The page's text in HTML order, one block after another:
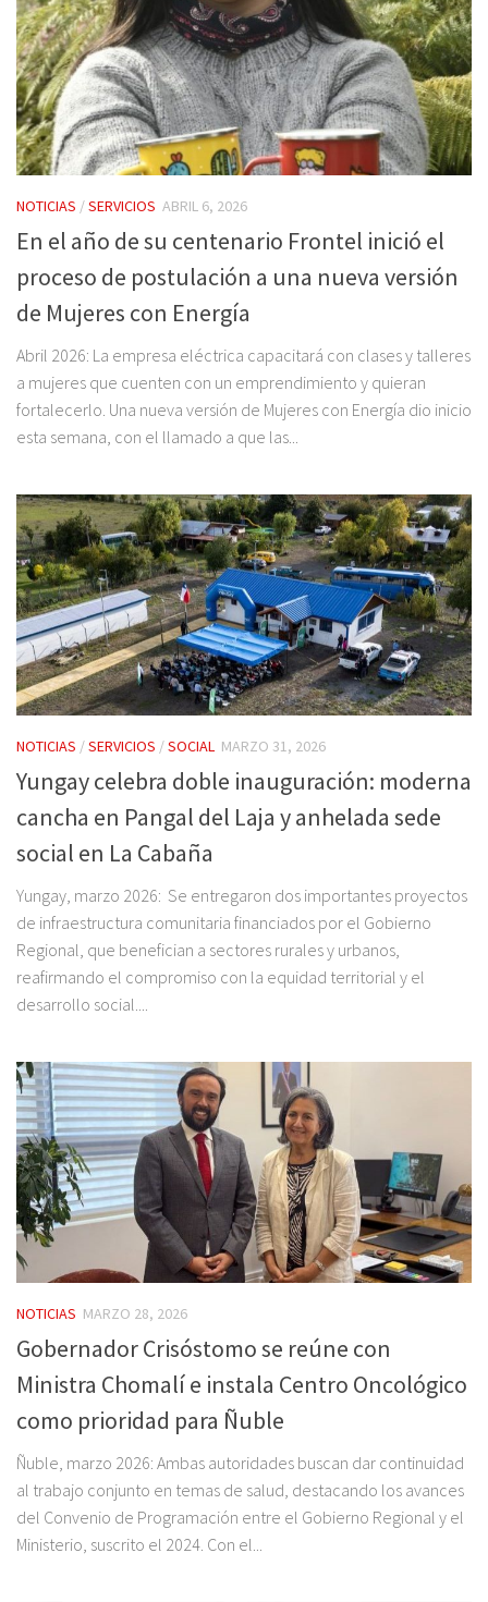
NOTICIAS /SERVICIOS ABRIL 6, 2026
En el año de su centenario Frontel inició el
proceso de postulación a una nueva versión
de Mujeres con Energía
Abril 2026: La empresa eléctrica capacitará con clases y talleres
a mujeres que cuenten con un emprendimiento y quieran
fortalecerlo. Una nueva versión de Mujeres con Energía dio inicio
esta semana, con el llamado a que las...
NOTICIAS /SERVICIOS /SOCIAL MARZO 31, 2026
Yungay celebra doble inauguración: moderna
cancha en Pangal del Laja y anhelada sede
social en La Cabaña
Yungay, marzo 2026: Se entregaron dos importantes proyectos
de infraestructura comunitaria financiados por el Gobierno
Regional, que benefician a sectores rurales y urbanos,
reafirmando el compromiso con la equidad territorial y el
desarrollo social....
NOTICIAS MARZO 28, 2026
Gobernador Crisóstomo se reúne con
Ministra Chomalí e instala Centro Oncológico
como prioridad para Ñuble
Ñuble, marzo 2026: Ambas autoridades buscan dar continuidad
al trabajo conjunto en temas de salud, destacando los avances
del Convenio de Programación entre el Gobierno Regional y el
Ministerio, suscrito el 2024. Con el...